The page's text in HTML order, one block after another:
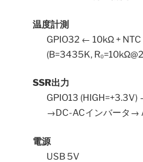
温度計測
GPIO32 ← 10kΩ + NTC
(B=3435K,
SSR出力
GPIO13 (HIGH=+3.3V)
→DC-ACインバータ→
電源
USB 5V